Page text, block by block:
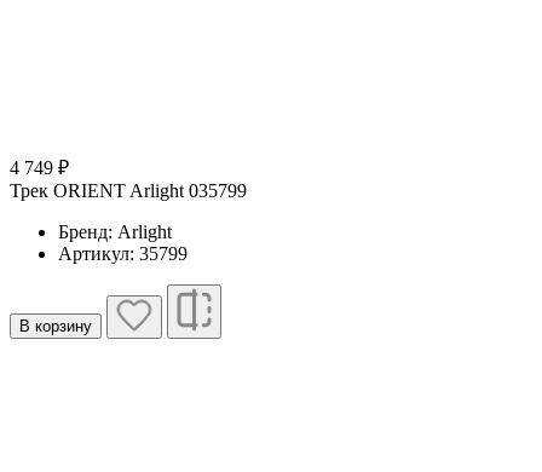
4 749 ₽
Трек ORIENT Arlight 035799
Бренд: Arlight
Артикул: 35799
В корзину